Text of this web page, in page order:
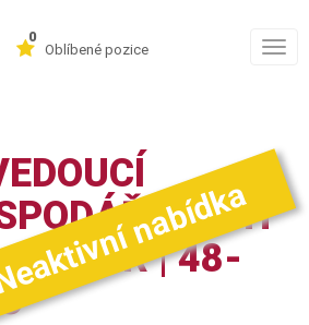
0
Oblíbené pozice
SENIOR | 48-
nabídka